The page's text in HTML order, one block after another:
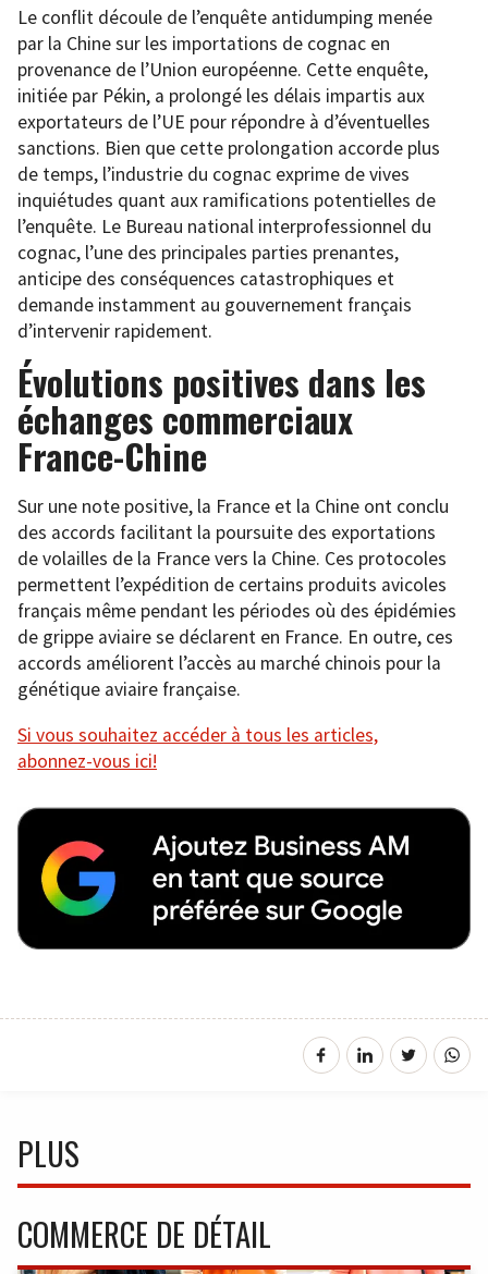
Le conflit découle de l’enquête antidumping menée
par la Chine sur les importations de cognac en
provenance de l’Union européenne. Cette enquête,
initiée par Pékin, a prolongé les délais impartis aux
exportateurs de l’UE pour répondre à d’éventuelles
sanctions. Bien que cette prolongation accorde plus
de temps, l’industrie du cognac exprime de vives
inquiétudes quant aux ramifications potentielles de
l’enquête. Le Bureau national interprofessionnel du
cognac, l’une des principales parties prenantes,
anticipe des conséquences catastrophiques et
demande instamment au gouvernement français
d’intervenir rapidement.
Évolutions positives dans les
échanges commerciaux
France-Chine
Sur une note positive, la France et la Chine ont conclu
des accords facilitant la poursuite des exportations
de volailles de la France vers la Chine. Ces protocoles
permettent l’expédition de certains produits avicoles
français même pendant les périodes où des épidémies
de grippe aviaire se déclarent en France. En outre, ces
accords améliorent l’accès au marché chinois pour la
génétique aviaire française.
Si vous souhaitez accéder à tous les articles,
abonnez-vous ici!
PLUS
COMMERCE DE DÉTAIL